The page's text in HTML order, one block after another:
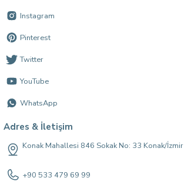
Instagram
Pinterest
Twitter
YouTube
WhatsApp
Adres & İletişim
Konak Mahallesi 846 Sokak No: 33 Konak/İzmir
+90 533 479 69 99